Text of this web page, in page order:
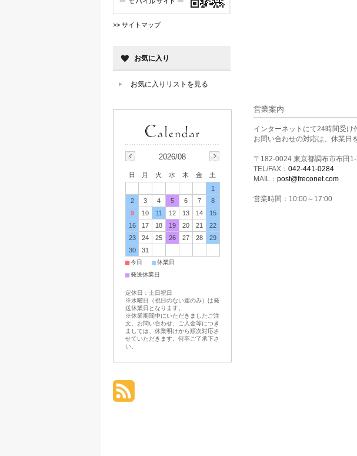
営業案内
インターネットにて24時間受け
お問い合わせの対応は、休業日
〒182-0024 東京都調布市布田
TEL/FAX： 042-441-0284
MAIL： post@freconet.com
営業時間：10:00～17:00
>> サイトマップ
お気に入り
お気に入りリストを見る
2026/08
日 月 火 水 木 金
土
1
2
3 4 5 6 7
8
9
10 11 12 13 14
15
16
17 18 19 20 21
22
23
24 25 26 27 28
29
30
31
■今日 ■休業日
■発送休業日
定休日：土日祝日
※水曜日（祝日のない週のみ）は発
送休業日となります。
※休業期間中にいただきましたご注
文、お問い合わせ、ご入金等につき
ましては、休業明けから順次対応さ
せていただきます。何卒ご了承下さ
い。